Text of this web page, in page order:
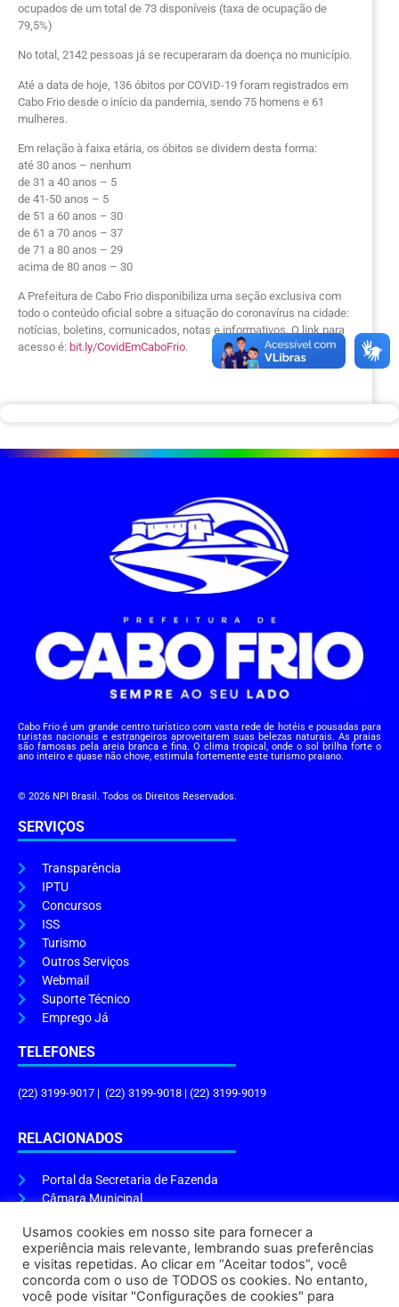
ocupados de um total de 73 disponíveis (taxa de ocupação de
79,5%)
No total, 2142 pessoas já se recuperaram da doença no município.
Até a data de hoje, 136 óbitos por COVID-19 foram registrados em
Cabo Frio desde o início da pandemia, sendo 75 homens e 61
mulheres.
Em relação à faixa etária, os óbitos se dividem desta forma:
até 30 anos – nenhum
de 31 a 40 anos – 5
de 41-50 anos – 5
de 51 a 60 anos – 30
de 61 a 70 anos – 37
de 71 a 80 anos – 29
acima de 80 anos – 30
A Prefeitura de Cabo Frio disponibiliza uma seção exclusiva com
todo o conteúdo oficial sobre a situação do coronavírus na cidade:
notícias, boletins, comunicados, notas e informativos. O link para
acesso é: bit.ly/CovidEmCaboFrio.
Cabo Frio é um grande centro turístico com vasta rede de hotéis e pousadas para
turistas nacionais e estrangeiros aproveitarem suas belezas naturais. As praias
são famosas pela areia branca e fina. O clima tropical, onde o sol brilha forte o
ano inteiro e quase não chove, estimula fortemente este turismo praiano.
© 2026 NPI Brasil. Todos os Direitos Reservados.
SERVIÇOS
Transparência
IPTU
Concursos
ISS
Turismo
Outros Serviços
Webmail
Suporte Técnico
Emprego Já
TELEFONES
(22) 3199-9017 | (22) 3199-9018 | (22) 3199-9019
RELACIONADOS
Portal da Secretaria de Fazenda
Câmara Municipal
ENDEREÇO E HORÁRIO
Endereço:Praça Tiradentes, s/n – Centro, Cabo Frio – RJ, 28906-290
Usamos cookies em nosso site para fornecer a
experiência mais relevante, lembrando suas preferências
e visitas repetidas. Ao clicar em “Aceitar todos”, você
concorda com o uso de TODOS os cookies. No entanto,
você pode visitar "Configurações de cookies" para